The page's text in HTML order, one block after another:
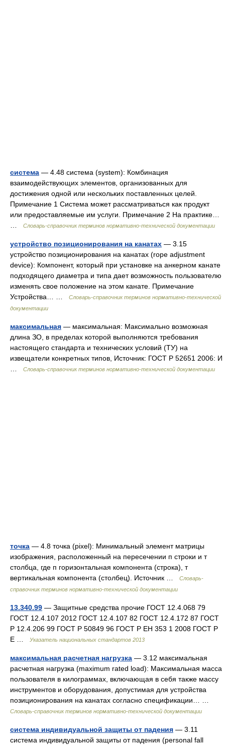
система — 4.48 система (system): Комбинация
взаимодействующих элементов, организованных для
достижения одной или нескольких поставленных целей.
Примечание 1 Система может рассматриваться как продукт
или предоставляемые им услуги. Примечание 2 На практике…
Словарь-справочник терминов нормативно-технической документации
устройство позиционирования на канатах — 3.15
устройство позиционирования на канатах (rope adjustment
device): Компонент, который при установке на анкерном канате
подходящего диаметра и типа дает возможность пользователю
изменять свое положение на этом канате. Примечание
Устройства… …
Словарь-справочник терминов нормативно-технической
документации
максимальная — максимальная: Максимально возможная
длина ЗО, в пределах которой выполняются требования
настоящего стандарта и технических условий (ТУ) на
извещатели конкретных типов, Источник: ГОСТ Р 52651 2006: И
Словарь-справочник терминов нормативно-технической документации
точка — 4.8 точка (pixel): Минимальный элемент матрицы
изображения, расположенный на пересечении п строки и т
столбца, где п горизонтальная компонента (строка), т
вертикальная компонента (столбец). Источник …
Словарь-
справочник терминов нормативно-технической документации
13.340.99 — Защитные средства прочие ГОСТ 12.4.068 79
ГОСТ 12.4.107 2012 ГОСТ 12.4.107 82 ГОСТ 12.4.172 87 ГОСТ
Р 12.4.206 99 ГОСТ Р 50849 96 ГОСТ Р ЕН 353 1 2008 ГОСТ Р
Е …
Указатель национальных стандартов 2013
максимальная расчетная нагрузка — 3.12 максимальная
расчетная нагрузка (maximum rated load): Максимальная масса
пользователя в килограммах, включающая в себя также массу
инструментов и оборудования, допустимая для устройства
позиционирования на канатах согласно спецификации… …
Словарь-справочник терминов нормативно-технической документации
система индивидуальной защиты от падения — 3.11
система индивидуальной защиты от падения (personal fall